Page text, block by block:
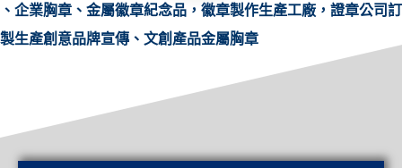
、企業胸章、金屬徽章紀念品，徽章製作生產工廠，證章公司訂
製生產創意品牌宣傳、文創產品金屬胸章